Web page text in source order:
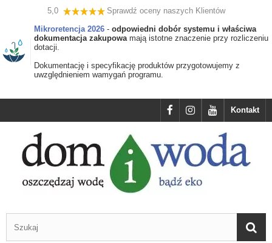
5,0
Sprawdź oceny naszych Klientów
Mikroretencja 2026 - odpowiedni dobór systemu i właściwa
dokumentacja zakupowamają istotne znaczenie przy rozliczeniu
dotacji.
Dokumentację i specyfikację produktów przygotowujemy z
uwzględnieniem wamygań programu.
Kontakt